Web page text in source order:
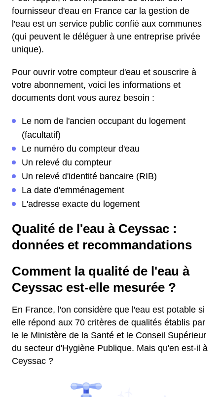
fournisseur d'eau en France car la gestion de
l'eau est un service public confié aux communes
(qui peuvent le déléguer à une entreprise privée
unique).
Pour ouvrir votre compteur d'eau et souscrire à
votre abonnement, voici les informations et
documents dont vous aurez besoin :
Le nom de l'ancien occupant du logement
(facultatif)
Le numéro du compteur d'eau
Un relevé du compteur
Un relevé d'identité bancaire (RIB)
La date d'emménagement
L'adresse exacte du logement
Qualité de l'eau à Ceyssac :
données et recommandations
Comment la qualité de l'eau à
Ceyssac est-elle mesurée ?
En France, l'on considère que l'eau est potable si
elle répond aux 70 critères de qualités établis par
le le Ministère de la Santé et le Conseil Supérieur
du secteur d'Hygiène Publique. Mais qu'en est-il à
Ceyssac ?